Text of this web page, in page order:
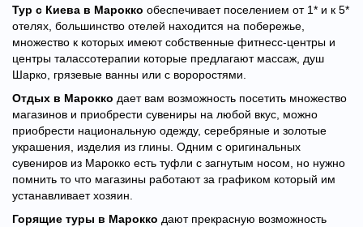
Тур с Киева в Марокко обеспечивает поселением от 1* и к 5*
отелях, большинство отелей находится на побережье,
множество к которых имеют собственные фитнесс-центры и
центры талассотерапии которые предлагают массаж, душ
Шарко, грязевые ванны или с вороростями.
Отдых в Марокко дает вам возможность посетить множество
магазинов и приобрести сувениры на любой вкус, можно
приобрести национальную одежду, серебряные и золотые
украшения, изделия из глины. Одним с оригинальных
сувениров из Марокко есть туфли с загнутым носом, но нужно
помнить то что магазины работают за графиком который им
устанавливает хозяин.
Горящие туры в Марокко дают прекрасную возможность